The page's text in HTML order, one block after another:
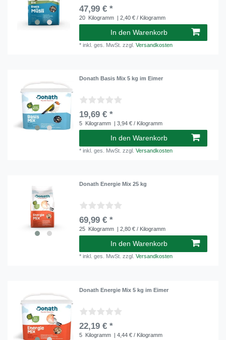
47,99 € *
20 Kilogramm | 2,40 € / Kilogramm
In den Warenkorb
*inkl. ges. MwSt. zzgl.Versandkosten
Donath Basis Mix 5 kg im Eimer
19,69 € *
5 Kilogramm | 3,94 € / Kilogramm
In den Warenkorb
*inkl. ges. MwSt. zzgl.Versandkosten
Donath Energie Mix 25 kg
69,99 € *
25 Kilogramm | 2,80 € / Kilogramm
In den Warenkorb
*inkl. ges. MwSt. zzgl.Versandkosten
Donath Energie Mix 5 kg im Eimer
22,19 € *
5 Kilogramm | 4,44 € / Kilogramm